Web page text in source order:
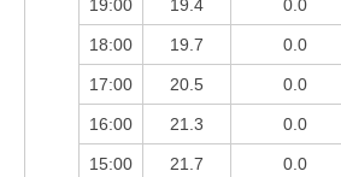
19:00 19.4 0.0
18:00 19.7 0.0
17:00 20.5 0.0
16:00 21.3 0.0
15:00 21.7 0.0